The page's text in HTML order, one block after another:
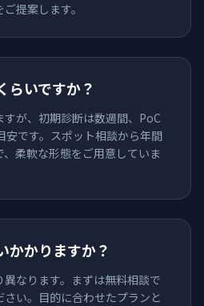
提案します。
らいですか？
が、初期診断は数週間、PoC
安です。スポット相談から年間
柔軟な形態をご用意していま
かかりますか？
異なります。まずは無料相談で
い。目的に合わせたプランと